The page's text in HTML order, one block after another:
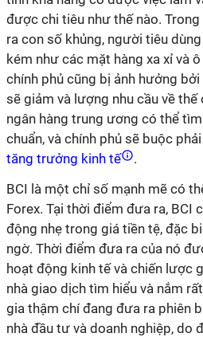
được chi tiêu như thế nào.
ra con số khủng, người tiêu
kém như các mặt hàng xa xỉ và
chính phủ cũng bị ảnh hưởng
sẽ giảm và lượng nhu cầu về
ngân hàng trung ương có thể
chuẩn, và chính phủ sẽ buộc
tăng trưởng kinh tế
.
BCI là một chỉ số mạnh mẽ có
Forex. Tại thời điểm đưa ra, BCI
động nhẹ trong giá tiền tệ, đặc
ngờ. Thời điểm đưa ra của nó
hoạt động kinh tế và chiến lược
nhà giao dịch tìm hiểu và nắm
gia thậm chí đang đưa ra phiên
nhà đầu tư và doanh nghiệp, do